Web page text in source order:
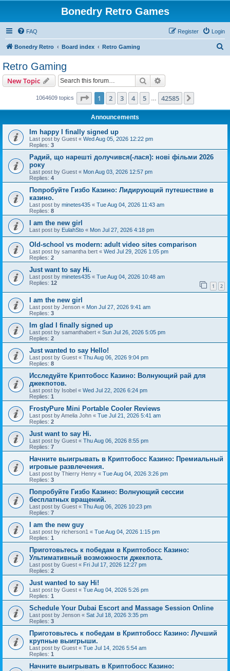
Bonedry Retro Games
FAQ Login
Register
Bonedry Retro Board index Retro Gaming
Retro Gaming
New Topic Search
1064609 topics Page 1of 42585
1 2 3 4 5 42585
Announcements
Im happy I finally signed up
Last post by Guest « Wed Aug 05, 2026 12:22 pm
Replies: 3
Радий, що нарешті долучився(-лася): нові фільми 2026
року
Last post by Guest « Mon Aug 03, 2026 12:57 pm
Replies: 4
Попробуйте Гизбо Казино: Лидирующий путешествие в
казино.
Last post by minetes435 « Tue Aug 04, 2026 11:43 am
Replies: 8
I am the new girl
Last post by EulahSto « Mon Jul 27, 2026 4:18 pm
Old-school vs modern: adult video sites comparison
Last post by samantha bert « Wed Jul 29, 2026 1:05 pm
Replies: 2
Just want to say Hi.
Last post by minetes435 « Tue Aug 04, 2026 10:48 am
Replies: 12 1 2
I am the new girl
Last post by Jenson « Mon Jul 27, 2026 9:41 am
Replies: 3
Im glad I finally signed up
Last post by samanthabert « Sun Jul 26, 2026 5:05 pm
Replies: 2
Just wanted to say Hello!
Last post by Guest « Thu Aug 06, 2026 9:04 pm
Replies: 8
Исследуйте Криптобосс Казино: Волнующий рай для
джекпотов.
Last post by Isobel « Wed Jul 22, 2026 6:24 pm
Replies: 1
FrostyPure Mini Portable Cooler Reviews
Last post byAmelia John « Tue Jul 21, 2026 5:41 am
Replies: 2
Just want to say Hi.
Last post by Guest « Thu Aug 06, 2026 8:55 pm
Replies: 7
Начните выигрывать в Криптобосс Казино: Премиальный
игровые развлечения.
Last post by Thierry Henry « Tue Aug 04, 2026 3:26 pm
Replies: 3
Попробуйте Гизбо Казино: Волнующий сессии
бесплатных вращений.
Last post by Guest « Thu Aug 06, 2026 10:23 pm
Replies: 7
I am the new guy
Last post by richerson1 « Tue Aug 04, 2026 1:15 pm
Replies: 1
Приготовьтесь к победам в Криптобосс Казино:
Ультимативный возможности джекпота.
Last post by Guest « Fri Jul 17, 2026 12:27 pm
Replies: 2
Just wanted to say Hi!
Last post by Guest « Tue Aug 04, 2026 5:26 pm
Replies: 1
Schedule Your Dubai Escort and Massage Session Online
Last post by Jenson « Sat Jul 18, 2026 3:35 pm
Replies: 3
Приготовьтесь к победам в Криптобосс Казино: Лучший
крупные выигрыши.
Last post by Guest « Tue Jul 14, 2026 5:54 am
Replies: 1
Начните выигрывать в Криптобосс Казино: